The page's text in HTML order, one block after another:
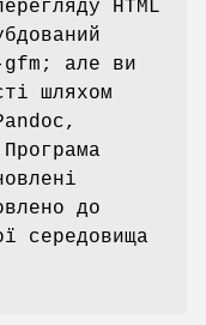
HTML
gfm; але ви
шляхом
до
середовища